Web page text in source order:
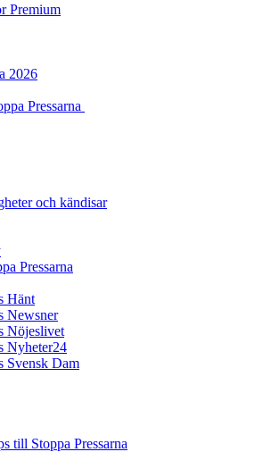
Premium
2026
Pressarna
och kändisar
Pressarna
Hänt
Newsner
Nöjeslivet
Nyheter24
Svensk Dam
till Stoppa Pressarna